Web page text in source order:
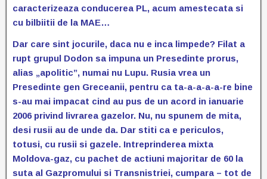
caracterizeaza conducerea PL, acum amestecata si
cu bilbiitii de la MAE…
Dar care sint jocurile, daca nu e inca limpede? Filat a
rupt grupul Dodon sa impuna un Presedinte prorus,
alias „apolitic”, numai nu Lupu. Rusia vrea un
Presedinte gen Greceanii, pentru ca ta-a-a-a-a-re bine
s-au mai impacat cind au pus de un acord in ianuarie
2006 privind livrarea gazelor. Nu, nu spunem de mita,
desi rusii au de unde da. Dar stiti ca e periculos,
totusi, cu rusii si gazele. Intreprinderea mixta
Moldova-gaz, cu pachet de actiuni majoritar de 60 la
suta al Gazpromului si Transnistriei, cumpara – tot de